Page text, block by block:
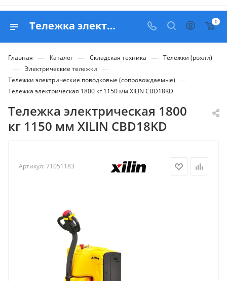
Тележка электрическая 1800 кг 1150 мм XILIN CBD18KD - купить в Belapex 0
Главная — Каталог — Складская техника — Тележки (рохли)
— Электрические тележки —
Тележки электрические поводковые (сопровождаемые) —
Тележка электрическая 1800 кг 1150 мм XILIN CBD18KD
Тележка электрическая 1800
кг 1150 мм XILIN CBD18KD
Артикул: 71051183